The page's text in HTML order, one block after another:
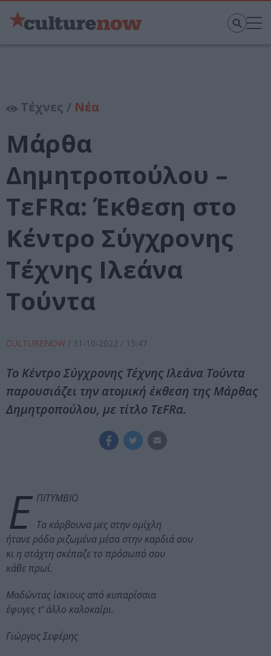
Τέχνες / Νέα
Μάρθα
Δημητροπούλου –
TεFRα: Έκθεση στο
Κέντρο Σύγχρονης
Τέχνης Ιλεάνα
Τούντα
CULTURENOW / 31-10-2022 / 15:47
Το Κέντρο Σύγχρονης Τέχνης Ιλεάνα Τούντα
παρουσιάζει την ατομική έκθεση της Μάρθας
Δημητροπούλου, με τίτλο TεFRα.
Ε ΠΙΤΥΜΒΙΟ
Τα κάρβουνα μες στην ομίχλη
ήτανε ρόδα ριζωμένα μέσα στην καρδιά σου
κι η στάχτη σκέπαζε το πρόσωπό σου
κάθε πρωί.
Μαδώντας ίσκιους από κυπαρίσσια
έφυγες τ’ άλλο καλοκαίρι.
Γιώργος Σεφέρης